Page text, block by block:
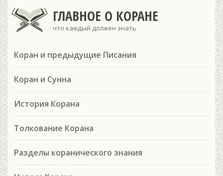
ГЛАВНОЕ О КОРАНЕ
что каждый должен знать
Коран и предыдущие Писания
Коран и Сунна
История Корана
Толкование Корана
Разделы коранического знания